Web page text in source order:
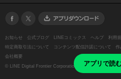
アプリで読
お知らせ 公式ブログ LINEコミックス ヘルプ 利用
特定商取引法について
コンテンツ配信許諾について 作
会社概要
© LINE Digital Frontier Corporation